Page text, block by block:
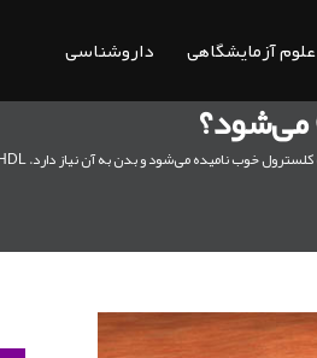
علوم آزمایشگاهی داروشناسی